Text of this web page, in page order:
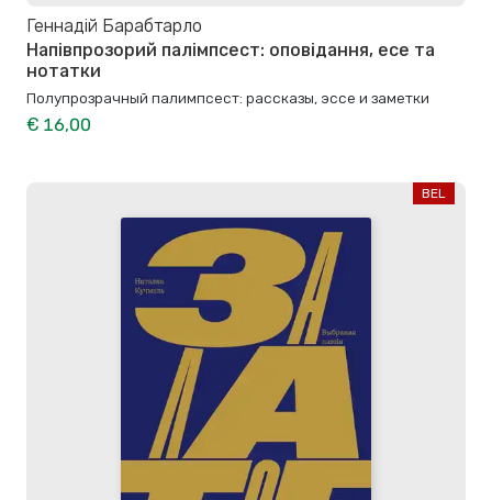
Геннадій Барабтарло
Напівпрозорий палімпсест: оповідання, есе та
нотатки
Полупрозрачный палимпсест: рассказы, эссе и заметки
€ 16,00
BEL